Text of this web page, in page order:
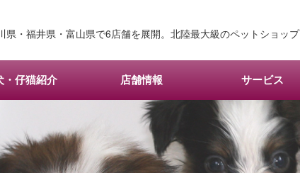
県・福井県・富山県で6店舗を展開。北陸最大級のペットショップ
・仔猫紹介 店舗情報 サービス